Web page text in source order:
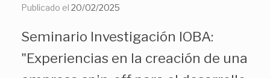
Publicado el 20/02/2025
Seminario Investigación IOBA:
"Experiencias en la creación de una